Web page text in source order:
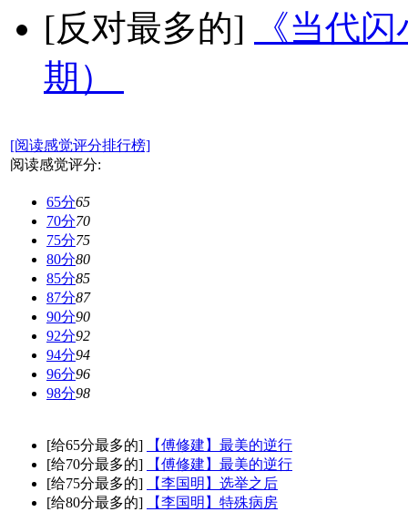
[反对最多的]
《当代
期）
[阅读感觉评分排行榜]
阅读感觉评分:
65分65
70分70
75分75
80分80
85分85
87分87
90分90
92分92
94分94
96分96
98分98
[给65分最多的]
【傅修建】最美的逆行
[给70分最多的]
【傅修建】最美的逆行
[给75分最多的]
【李国明】选举之后
[给80分最多的]
【李国明】特殊病房